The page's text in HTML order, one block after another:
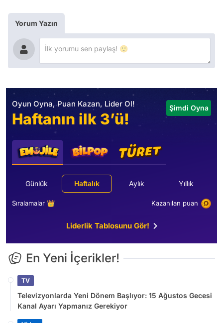
Yorum Yazın
Oyun Oyna, Puan Kazan, Lider Ol!
Haftanın ilk 3’ü!
Şimdi Oyna
Günlük Haftalık Aylık Yıllık
Sıralamalar 👑 Kazanılan puan
Liderlik Tablosunu Gör!
En Yeni İçerikler!
TV
Televizyonlarda Yeni Dönem Başlıyor: 15 Ağustos Gecesi
Kanal Ayarı Yapmanız Gerekiyor